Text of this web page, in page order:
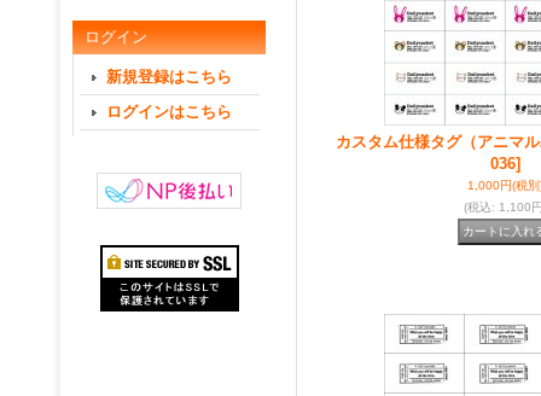
ログイン
新規登録はこちら
ログインはこちら
カスタム仕様タグ（アニマ
036]
1,000円(税別
(税込: 1,100